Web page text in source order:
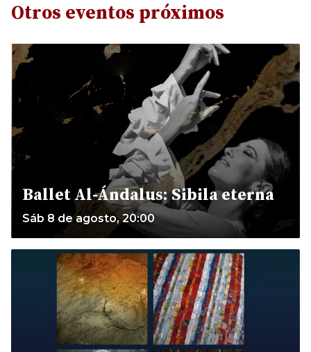
Otros eventos próximos
Ballet Al-Ándalus: Sibila eterna
Sáb 8 de agosto, 20:00